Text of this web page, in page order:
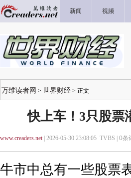
新闻 视频
万维读者网 > 世界财经 > 正文
快上车！3只股票
www.creaders.net| 2026-05-30 23:08:05 TVBS | 0条
牛市中总有一些股票